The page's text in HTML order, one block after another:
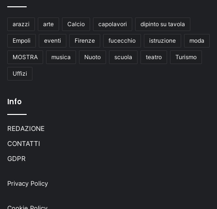
arazzi arte Calcio capolavori dipinto su tavola
Empoli eventi Firenze fucecchio istruzione moda
MOSTRA musica Nuoto scuola teatro Turismo
Uffizi
Info
REDAZIONE
CONTATTI
GDPR
Privacy Policy